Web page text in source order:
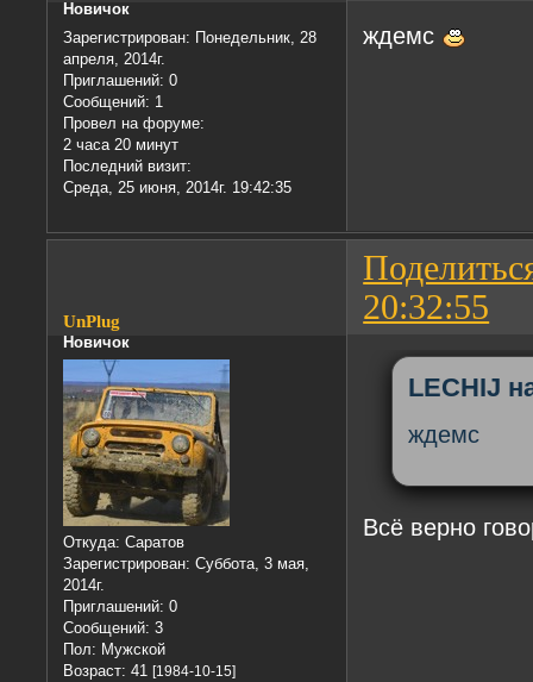
Новичок
Зарегистрирован: Понедельник, 28
апреля, 2014г.
Приглашений: 0
Сообщений: 1
Провел на форуме:
2 часа 20 минут
Последний визит:
Среда, 25 июня, 2014г. 19:42:35
ждемс
20:32:55
UnPlug
Новичок
Откуда: Саратов
Зарегистрирован: Суббота, 3 мая,
2014г.
Приглашений: 0
Сообщений: 3
Пол: Мужской
Возраст: 41[1984-10-15]
LECHIJ
ждемс
Всё верно